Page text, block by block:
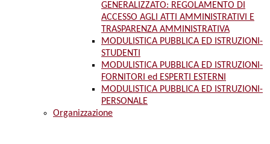
GENERALIZZATO: REGOLAMENTO DI
ACCESSO AGLI ATTI AMMINISTRATIVI E
TRASPARENZA AMMINISTRATIVA
MODULISTICA PUBBLICA ED ISTRUZIONI-
STUDENTI
MODULISTICA PUBBLICA ED ISTRUZIONI-
FORNITORI ed ESPERTI ESTERNI
MODULISTICA PUBBLICA ED ISTRUZIONI-
PERSONALE
Organizzazione